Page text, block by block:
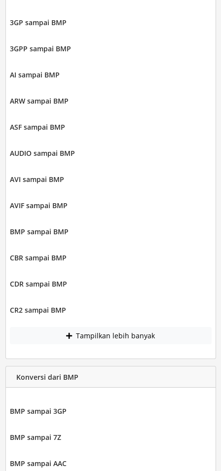
3GP sampai BMP
3GPP sampai BMP
AI sampai BMP
ARW sampai BMP
ASF sampai BMP
AUDIO sampai BMP
AVI sampai BMP
AVIF sampai BMP
BMP sampai BMP
CBR sampai BMP
CDR sampai BMP
CR2 sampai BMP
Tampilkan lebih banyak
Konversi dari BMP
BMP sampai 3GP
BMP sampai 7Z
BMP sampai AAC